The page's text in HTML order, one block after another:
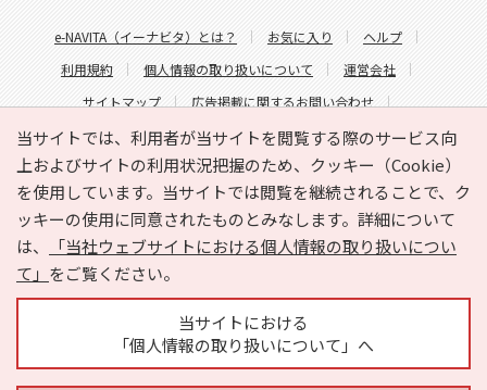
当サイトでは、利用者が当サイトを閲覧する際のサービス向
上およびサイトの利用状況把握のため、クッキー（Cookie）
を使用しています。当サイトでは閲覧を継続されることで、ク
ッキーの使用に同意されたものとみなします。詳細について
は、
「当社ウェブサイトにおける個人情報の取り扱いについ
て」 をご覧ください。
当サイトにおける
「個人情報の取り扱いについて」へ
e-NAVITA（イーナビタ）とは？ お気に入り
ヘルプ
利用規約
個人情報の取り扱いについて
運営会社
サイトマップ
広告掲載に関するお問い合わせ
サイトの内容に関するお問い合わせ
Copyright © HYOJITO.Co.,Ltd. All Rights Reserved.